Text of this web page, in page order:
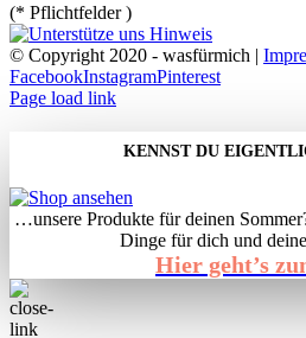
(* Pflichtfelder )
© Copyright 2020 - wasfürmich |
FacebookInstagramPinterest
Page load link
KENNST DU
…unsere Produkte für deinen
Dinge für dich und
Hier geht’s